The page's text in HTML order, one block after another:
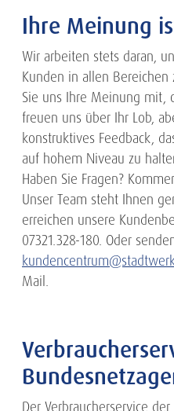
Ihre Meinung
Wir arbeiten stets daran,
Kunden in allen
Sie uns Ihre Meinung mit,
freuen uns über Ihr Lob,
konstruktives Feedback,
auf hohem Niveau zu
Haben Sie Fragen?
Unser Team steht Ihnen
erreichen unsere
07321.328-180. Oder
Mail.
Der Verbraucherservice